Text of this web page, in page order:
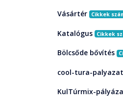
Vásártér Cikkek
Katalógus Cikkek
Bölcsőde bővítés
cool-tura-palyazat
KulTúrmix-